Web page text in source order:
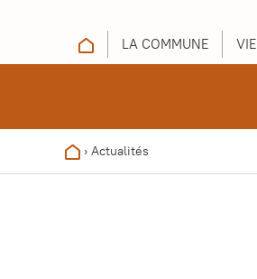
LA COMMUNE
› Actualités